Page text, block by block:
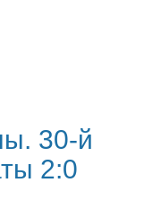
30-й
2:0